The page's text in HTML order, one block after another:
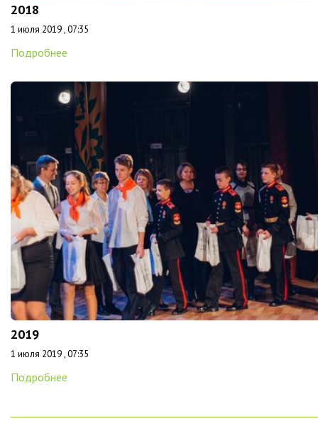
2018
1 июля 2019 , 07:35
Подробнее
2019
1 июля 2019 , 07:35
Подробнее